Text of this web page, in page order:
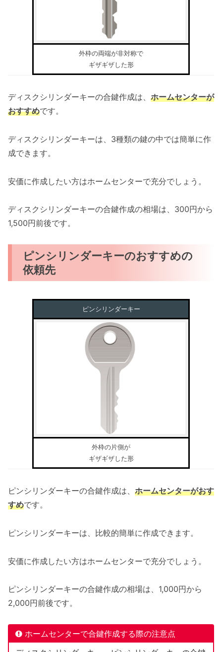
外枠の両端が非対称で
ギザギザした形
ディスクシリンダーキーの合鍵作成は、 ホームセンターが
おすすめです。
ディスクシリンダーキーは、3種類の鍵の中では簡単に作
成できます。
安価に作成したい方はホームセンターで充分でしょう。
ディスクシリンダーキーの合鍵作成の相場は、300円から
1,500円前後です。
ピンシリンダーキーのおすすめの
依頼先
ピンシリンダーキー
外枠の片側が
ギザギザした形
ピンシリンダーキーの合鍵作成は、 ホームセンターがおす
すめです。
ピンシリンダーキーは、比較的簡単に作成できます。
安価に作成したい方はホームセンターで充分でしょう。
ピンシリンダーキーの合鍵作成の相場は、1,000円から
2,000円前後です。
ホームセンターで合鍵作成する際の注意点